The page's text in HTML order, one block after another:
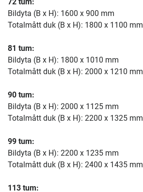
Bildyta (B x H): 1600 x 900 mm
Totalmått duk (B x H): 1800 x 1100 mm
81 tum:
Bildyta (B x H): 1800 x 1010 mm
Totalmått duk (B x H): 2000 x 1210 mm
90 tum:
Bildyta (B x H): 2000 x 1125 mm
Totalmått duk (B x H): 2200 x 1325 mm
99 tum:
Bildyta (B x H): 2200 x 1235 mm
Totalmått duk (B x H): 2400 x 1435 mm
113 tum: